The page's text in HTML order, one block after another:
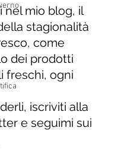
nel mio blog, il
stagionalità
come
dei prodotti
freschi, ogni
iscriviti alla
e seguimi sui